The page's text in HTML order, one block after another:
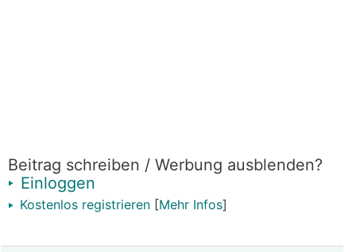
Beitrag schreiben / Werbung ausblenden?
Einloggen
Kostenlos registrieren [Mehr Infos]